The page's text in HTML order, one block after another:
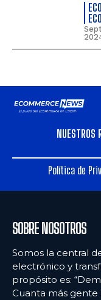
NUESTROS
Política de
SOBRE NOSOTROS
Somos la central
electrónico y
propósito es:
Cuanta más